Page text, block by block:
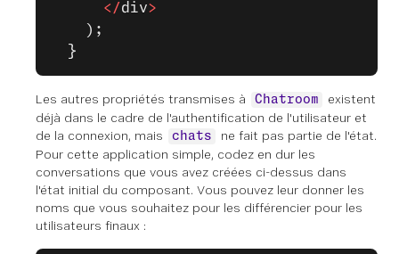
      </
div>
    );
  }
Les autres propriétés transmises à Chatroom
existent
déjà dans le cadre de l'authentification de l'utilisateur et
de la connexion, mais
chats
ne fait pas partie de l'état.
Pour cette application simple, codez en dur les
conversations que vous avez créées ci-dessus dans
l'état initial du composant. Vous pouvez leur donner les
noms que vous souhaitez pour les différencier pour les
utilisateurs finaux :